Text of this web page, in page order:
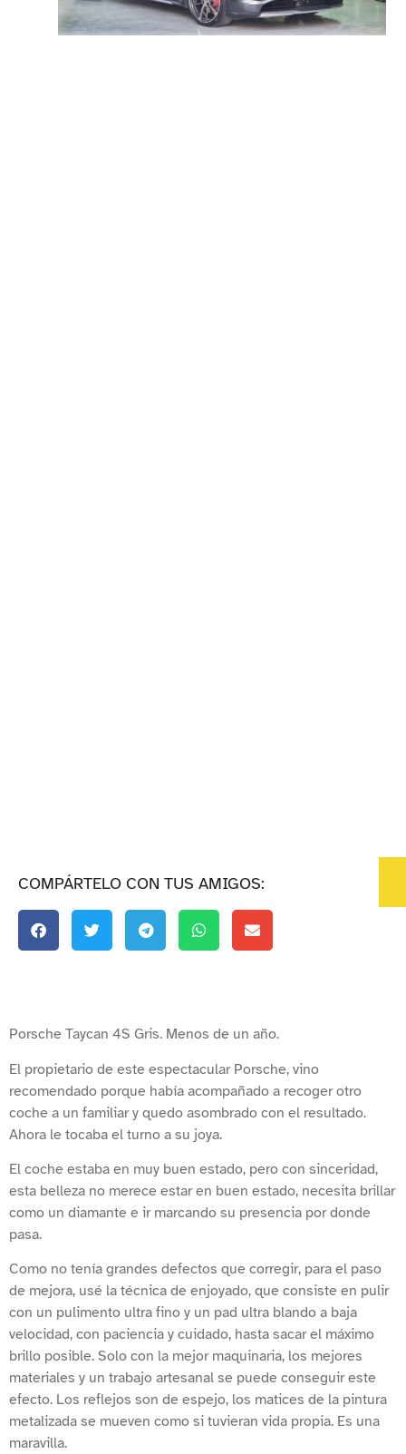
COMPÁRTELO CON TUS AMIGOS:
Porsche Taycan 4S Gris. Menos de un año.
El propietario de este espectacular Porsche, vino
recomendado porque había acompañado a recoger otro
coche a un familiar y quedo asombrado con el resultado.
Ahora le tocaba el turno a su joya.
El coche estaba en muy buen estado, pero con sinceridad,
esta belleza no merece estar en buen estado, necesita brillar
como un diamante e ir marcando su presencia por donde
pasa.
Como no tenía grandes defectos que corregir, para el paso
de mejora, usé la técnica de enjoyado, que consiste en pulir
con un pulimento ultra fino y un pad ultra blando a baja
velocidad, con paciencia y cuidado, hasta sacar el máximo
brillo posible. Solo con la mejor maquinaria, los mejores
materiales y un trabajo artesanal se puede conseguir este
efecto. Los reflejos son de espejo, los matices de la pintura
metalizada se mueven como si tuvieran vida propia. Es una
maravilla.